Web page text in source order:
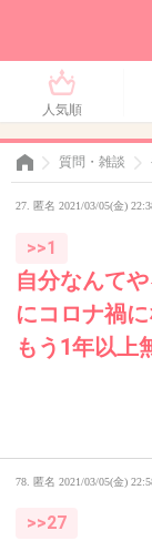
人気順
質問・雑談
27. 匿名 2021/03/05(金)
>>1
自分なんて
にコロナ禍
もう1年以上
78. 匿名 2021/03/05(金)
>>27